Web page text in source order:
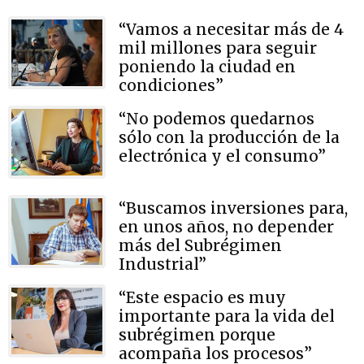
“Vamos a necesitar más de 4
mil millones para seguir
poniendo la ciudad en
condiciones”
“No podemos quedarnos
sólo con la producción de la
electrónica y el consumo”
“Buscamos inversiones para,
en unos años, no depender
más del Subrégimen
Industrial”
“Este espacio es muy
importante para la vida del
subrégimen porque
acompaña los procesos”